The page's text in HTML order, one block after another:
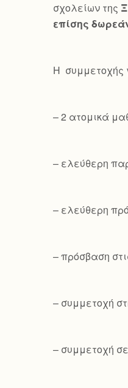
σχολείων της
επίσης
Η συμμετοχής
– 2 ατομικά
– ελεύθερη
– ελεύθερη
– πρόσβαση
– συμμετοχή
– συμμετοχή